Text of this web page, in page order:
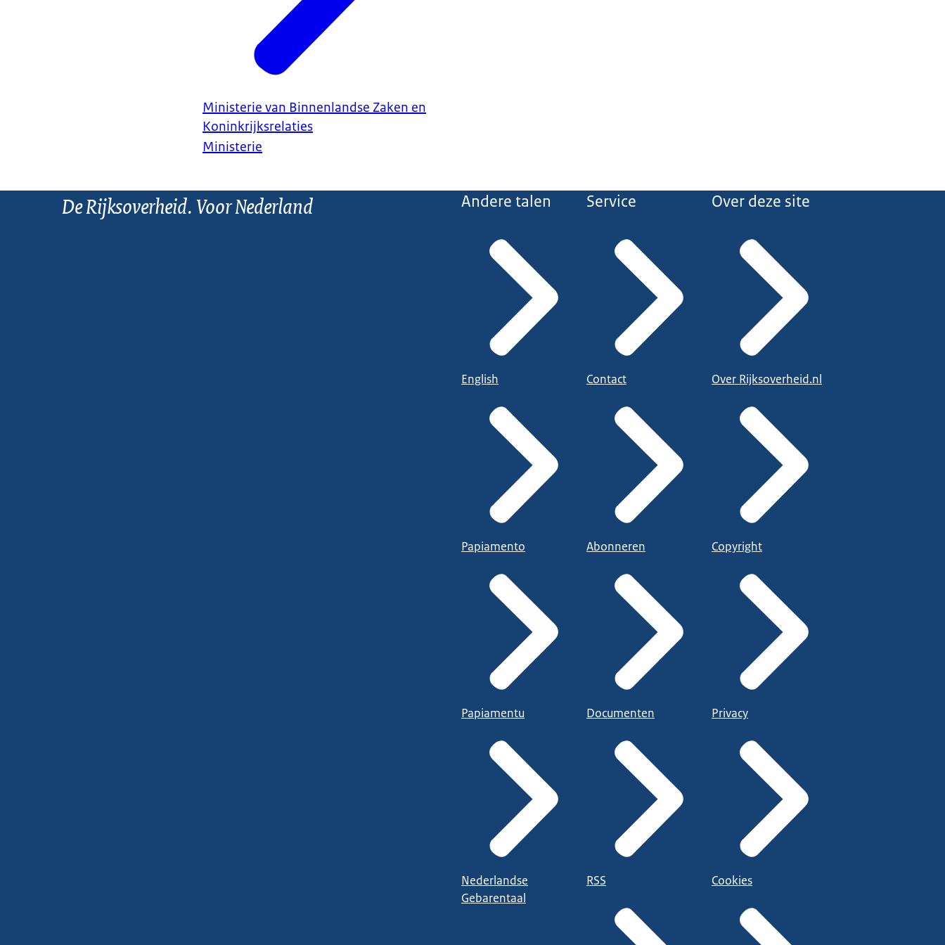
Ministerie van Binnenlandse Zaken en
Koninkrijksrelaties
Ministerie
De Rijksoverheid. Voor Nederland Andere talen
English
Papiamento
Papiamentu
Nederlandse
Gebarentaal
Service
Contact
Abonneren
Documenten
RSS
Over deze site
Over Rijksoverheid.nl
Copyright
Privacy
Cookies